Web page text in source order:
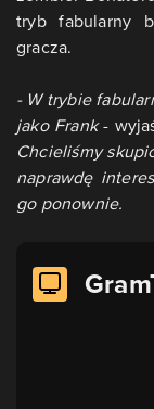
tryb fabularny
gracza.
- W trybie
jako Frank-
Chcieliśmy
naprawdę
go ponownie.